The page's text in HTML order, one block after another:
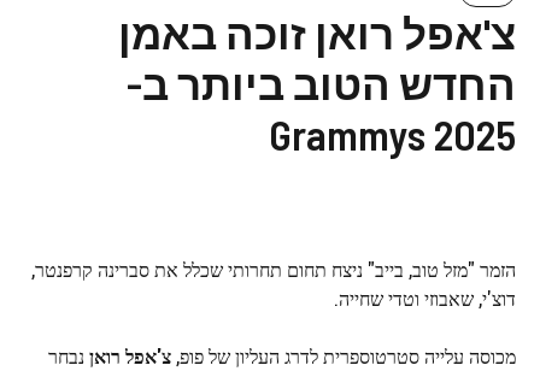
צ'אפל רואן זוכה באמן
החדש הטוב ביותר ב-
Grammys 2025
הזמר "מזל טוב, בייב" ניצח תחום תחרותי שכלל את סברינה קרפנטר,
דוצ'י, שאבוזי וטדי שחייה.
מכוסה עלייה סטרטוספרית לדרג העליון של פופ, צ'אפל רואןנבחר